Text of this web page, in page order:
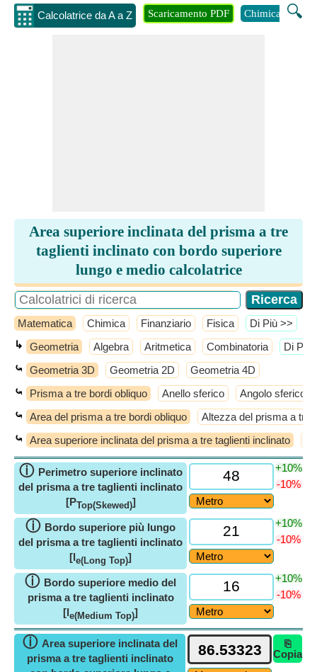
Calcolatrice da A a Z 🔍
Scaricamento PDF Chimica
Area superiore inclinata del prisma a tre
taglienti inclinato con bordo superiore
lungo e medio calcolatrice
Matematica Chimica Finanziario Fisica ​Di Più >>
↳ Geometria Algebra Aritmetica Combinatoria ​Di Più
⤿ Geometria 3D Geometria 2D Geometria 4D
⤿ Prisma a tre bordi obliquo Anello sferico Angolo sferico
⤿ Area del prisma a tre bordi obliquo Altezza del prisma a tre
⤿ Area superiore inclinata del prisma a tre taglienti inclinato
ⓘ Perimetro superiore inclinato
del prisma a tre taglienti inclinato
[PTop(Skewed)]
+10%
-10%
ⓘ Bordo superiore più lungo
del prisma a tre taglienti inclinato
[le(Long Top)]
+10%
-10%
ⓘ Bordo superiore medio del
prisma a tre taglienti inclinato
[le(Medium Top)]
+10%
-10%
ⓘ Area superiore inclinata del
prisma a tre taglienti inclinato
⎘
Copia